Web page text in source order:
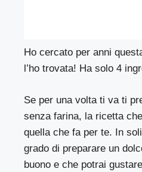
Ho cercato per anni
l’ho trovata! Ha solo 4
Se per una volta ti va ti
senza farina, la ricetta
quella che fa per te. In
grado di preparare un
buono e che potrai